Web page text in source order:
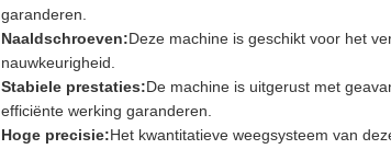
garanderen.
Naaldschroeven:Deze machine is geschikt voor het
nauwkeurigheid.
Stabiele prestaties:De machine is uitgerust met
efficiënte werking garanderen.
Hoge precisie:Het kwantitatieve weegsysteem van